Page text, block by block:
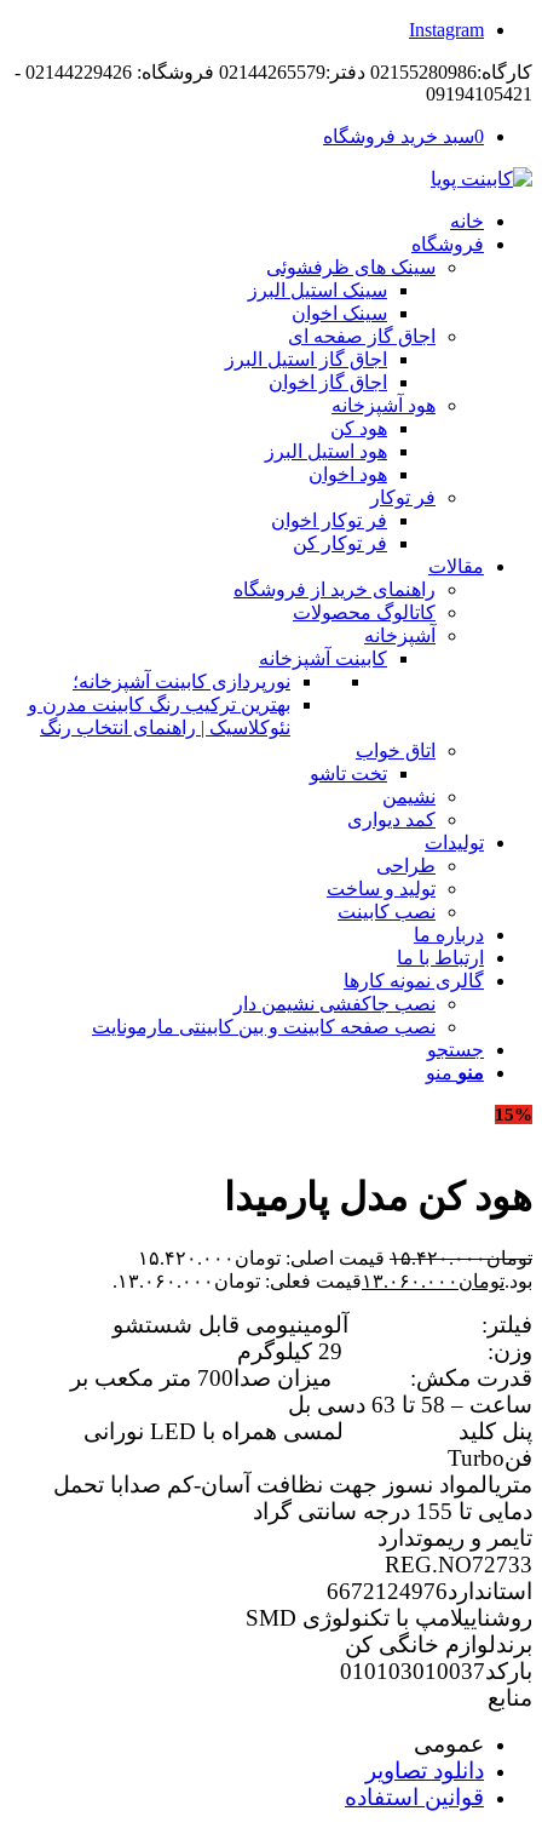
Instagram
کارگاه:02155280986 دفتر:02144265579 فروشگاه: 02144229426 -
09194105421
0سبد خرید فروشگاه
خانه
فروشگاه
سینک های ظرفشوئی
سینک استیل البرز
سینک اخوان
اجاق گاز صفحه ای
اجاق گاز استیل البرز
اجاق گاز اخوان
هود آشپزخانه
هود کن
هود استیل البرز
هود اخوان
فر توکار
فر توکار اخوان
فر توکار کن
مقالات
راهنمای خرید از فروشگاه
کاتالوگ محصولات
آشپزخانه
کابینت آشپزخانه
نورپردازی کابینت آشپزخانه؛
بهترین ترکیب رنگ کابینت مدرن و
نئوکلاسیک | راهنمای انتخاب رنگ
اتاق خواب
تخت تاشو
نشیمن
کمد دیواری
تولیدات
طراحی
تولید و ساخت
نصب کابینت
درباره ما
ارتباط با ما
گالری نمونه کارها
نصب جاکفشی نشیمن دار
نصب صفحه کابینت و بین کابینتی مارمونایت
جستجو
منو منو
15%
هود کن مدل پارمیدا
تومان۱۵.۴۲۰.۰۰۰
قیمت اصلی: تومان۱۵.۴۲۰.۰۰۰
بود.تومان ۱۳.۰۶۰.۰۰۰قیمت فعلی: تومان۱۳.۰۶۰.۰۰۰.
فیلتر: آلومینیومی قابل شستشو
وزن: 29 کیلوگرم
قدرت مکش: میزان صدا700 متر مکعب بر
ساعت – 58 تا 63 دسی بل
پنل کلید لمسی همراه با LED نورانی
فنTurbo
متریالمواد نسوز جهت نظافت آسان-کم صدابا تحمل
دمایی تا 155 درجه سانتی گراد
تایمر و ریموتدارد
REG.NO72733
استاندارد6672124976
روشناییلامپ با تکنولوژی SMD
برندلوازم خانگی کن
بارکد010103010037
منابع
عمومی
دانلود تصاویر
قوانین استفاده